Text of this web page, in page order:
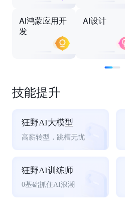
AI鸿蒙应用开
发
AI设计
技能提升
狂野AI大模型
高薪转型，跳槽无忧
狂野AI训练师
0基础抓住AI浪潮